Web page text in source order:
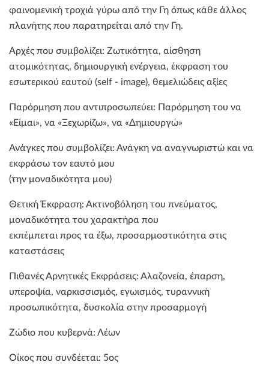
φαινομενική τροχιά γύρω από την Γη όπως κάθε άλλος
πλανήτης που παρατηρείται από την Γη.
Αρχές που συμβολίζει: Ζωτικότητα, αίσθηση
ατομικότητας, δημιουργική ενέργεια, έκφραση του
εσωτερικού εαυτού (self - image), θεμελιώδεις αξίες
Παρόρμηση που αντιπροσωπεύει: Παρόρμηση του να
«Είμαι», να «Ξεχωρίζω», να «Δημιουργώ»
Ανάγκες που συμβολίζει: Ανάγκη να αναγνωριστώ και να
εκφράσω τον εαυτό μου
(την μοναδικότητα μου)
Θετική Έκφραση: Ακτινοβόληση του πνεύματος,
μοναδικότητα του χαρακτήρα που
εκπέμπεται προς τα έξω, προσαρμοστικότητα στις
καταστάσεις
Πιθανές Αρνητικές Εκφράσεις: Αλαζονεία, έπαρση,
υπεροψία, ναρκισσισμός, εγωισμός, τυραννική
προσωπικότητα, δυσκολία στην προσαρμογή
Ζώδιο που κυβερνά: Λέων
Οίκος που συνδέεται: 5ος